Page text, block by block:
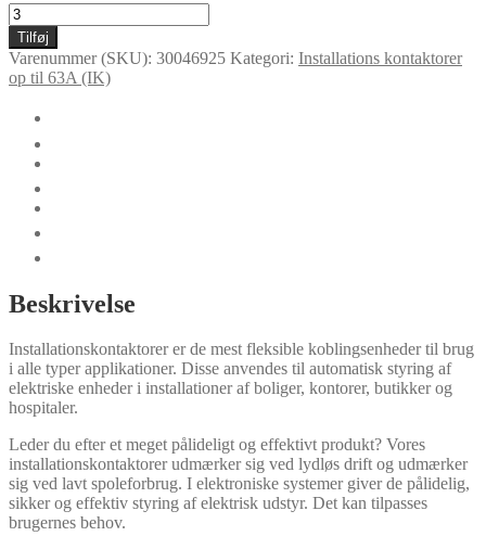
IKA432-
30-
R-
24
antal
Tilføj
Varenummer (SKU): 30046925 Kategori: Installations kontaktorer
op til 63A (IK)
Beskrivelse
Installationskontaktorer er de mest fleksible koblingsenheder til brug
i alle typer applikationer. Disse anvendes til automatisk styring af
elektriske enheder i installationer af boliger, kontorer, butikker og
hospitaler.
Leder du efter et meget pålideligt og effektivt produkt? Vores
installationskontaktorer udmærker sig ved lydløs drift og udmærker
sig ved lavt spoleforbrug. I elektroniske systemer giver de pålidelig,
sikker og effektiv styring af elektrisk udstyr. Det kan tilpasses
brugernes behov.